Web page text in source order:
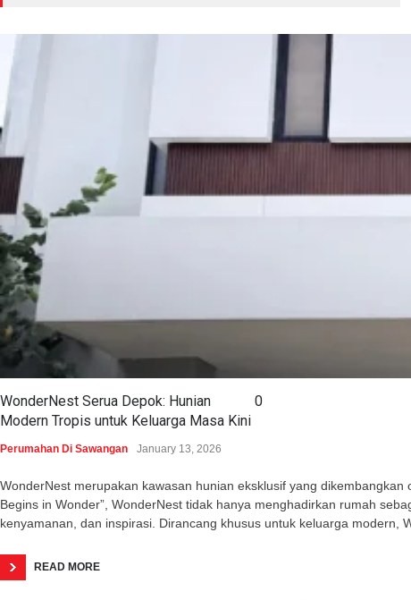
WonderNest Serua Depok: Hunian
Modern Tropis untuk Keluarga Masa Kini
0
Perumahan Di Sawangan January 13, 2026
WonderNest merupakan kawasan hunian eksklusif yang
Begins in Wonder”, WonderNest tidak hanya menghadirkan rumah
kenyamanan, dan inspirasi. Dirancang khusus untuk keluarga
READ MORE